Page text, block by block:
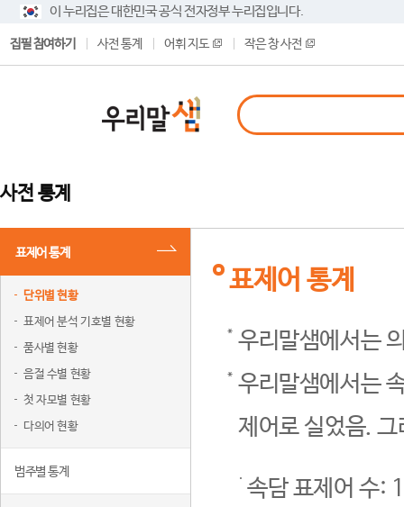
이 누리집은 대한민국 공식 전자정부 누리집입니다.
집필 참여하기 사전 통계 어휘 지도 작은 창 사전
사전 통계
표제어 통계
단위별 현황
표제어 분석 기호별 현황
품사별 현황
음절 수별 현황
첫 자모별 현황
다의어 현황
범주별 통계
표제어 통계
우리말샘에서는
우리말샘에서는
제어로 실었음.
속담 표제어 수: